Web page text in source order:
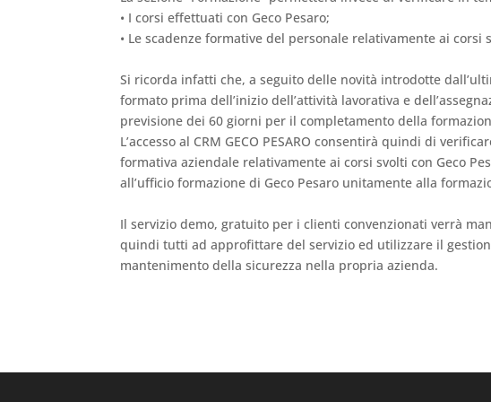
• I corsi effettuati con Geco Pesaro;
• Le scadenze formative del personale relativamente ai corsi
Si ricorda infatti che, a seguito delle novità introdotte
formato prima dell’inizio dell’attività lavorativa e
previsione dei 60 giorni per il completamento della
L’accesso al CRM GECO PESARO consentirà quindi di
formativa aziendale relativamente ai corsi svolti con Geco
all’ufficio formazione di Geco Pesaro unitamente alla
Il servizio demo, gratuito per i clienti convenzionati verrà
quindi tutti ad approfittare del servizio ed utilizzare il
mantenimento della sicurezza nella propria azienda.